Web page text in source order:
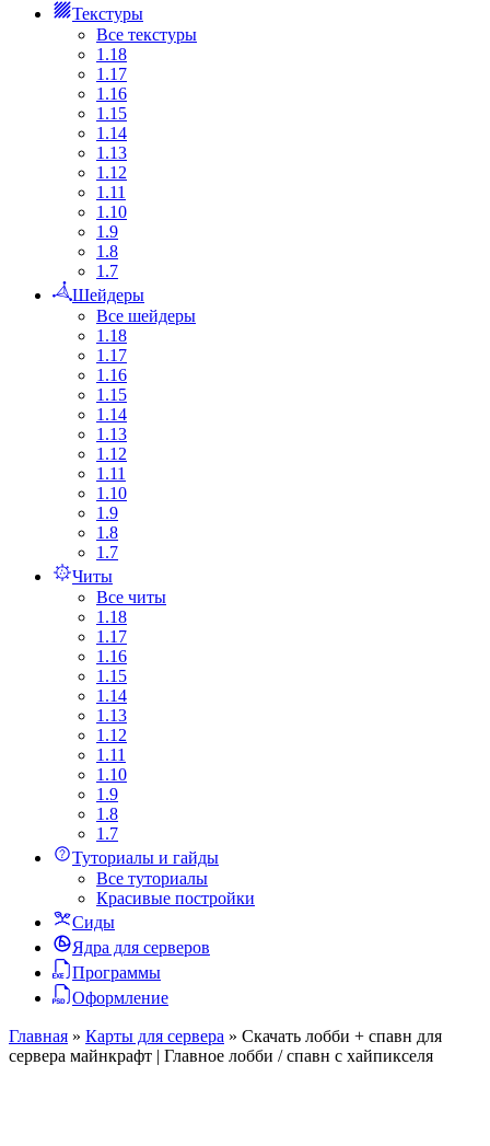
Текстуры
Все текстуры
1.18
1.17
1.16
1.15
1.14
1.13
1.12
1.11
1.10
1.9
1.8
1.7
Шейдеры
Все шейдеры
1.18
1.17
1.16
1.15
1.14
1.13
1.12
1.11
1.10
1.9
1.8
1.7
Читы
Все читы
1.18
1.17
1.16
1.15
1.14
1.13
1.12
1.11
1.10
1.9
1.8
1.7
Туториалы и гайды
Все туториалы
Красивые постройки
Сиды
Ядра для серверов
Программы
Оформление
Главная » Карты для сервера » Скачать лобби + спавн для
сервера майнкрафт | Главное лобби / спавн с хайпикселя